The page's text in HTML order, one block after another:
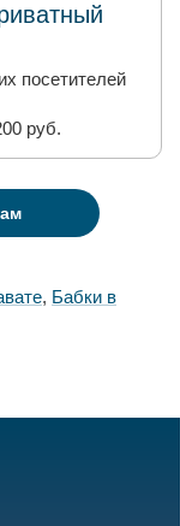
посетителей
руб.
, Бабки в